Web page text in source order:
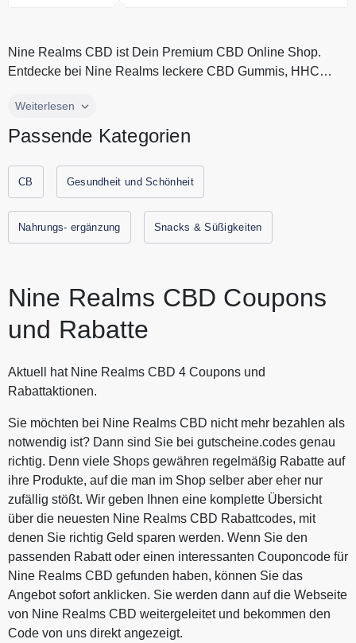
Nine Realms CBD ist Dein Premium CBD Online Shop.
Entdecke bei Nine Realms leckere CBD Gummis, HHC
Nine Realms CBD ist Dein Premium CBD Online Shop.
Blüten und Vapes zum günstigen Preis. Nine Realms CBD
und Wohlbefinden. Spare jetzt durch Gutscheine.codes mit
den aktuellen Gutscheinen und Rabattaktionen von Nine
Realms CBD.
Weiterlesen
Passende Kategorien
CB Gesundheit und Schönheit
Nahrungs- ergänzung Snacks & Süßigkeiten
Nine Realms CBD Coupons
und Rabatte
Aktuell hat Nine Realms CBD 4 Coupons und
Rabattaktionen.
Sie möchten bei Nine Realms CBD nicht mehr bezahlen als
notwendig ist? Dann sind Sie bei gutscheine.codes genau
richtig. Denn viele Shops gewähren regelmäßig Rabatte auf
ihre Produkte, auf die man im Shop selber aber eher nur
zufällig stößt. Wir geben Ihnen eine komplette Übersicht
über die neuesten Nine Realms CBD Rabattcodes, mit
denen Sie richtig Geld sparen werden. Wenn Sie den
passenden Rabatt oder einen interessanten Couponcode für
Nine Realms CBD gefunden haben, können Sie das
Angebot sofort anklicken. Sie werden dann auf die Webseite
von Nine Realms CBD weitergeleitet und bekommen den
Code von uns direkt angezeigt.